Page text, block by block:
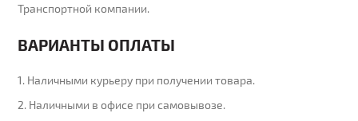
Транспортной компании.
ВАРИАНТЫ ОПЛАТЫ
1. Наличными курьеру при получении товара.
2. Наличными в офисе при самовывозе.